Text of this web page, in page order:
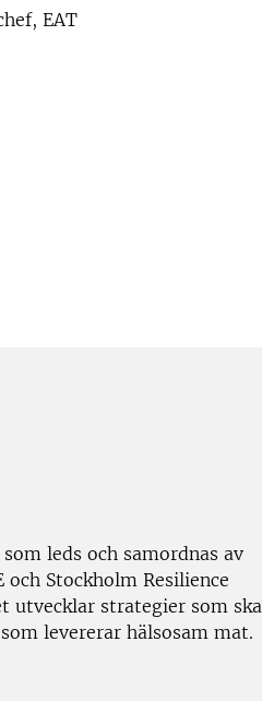
EAT
leds och samordnas av
Stockholm Resilience
utvecklar strategier som ska
levererar hälsosam mat.